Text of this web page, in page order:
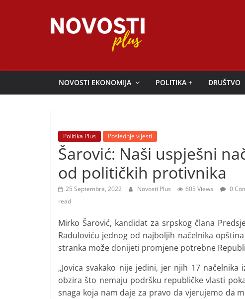
Novosti
Plus
NOVOSTI EKONOMIJA POLITIKA + DRUŠTVO
Politika Plus Poslednje vijesti
Šarović: Naši uspješni
od političkih protivnika
25 Septembra, 2022 Novosti Plus 605 Views 0
read
Mirko Šarović, kandidat za srpskog člana
Raduloviću jednog od najboljih načelnika
stranka može donijeti promjene potrebne
„Jovica svakako nije jedini, jer njih 17
obzira što nemaju podršku republičke vlasti
snaga koja nam daje za pravo da vjerujemo da